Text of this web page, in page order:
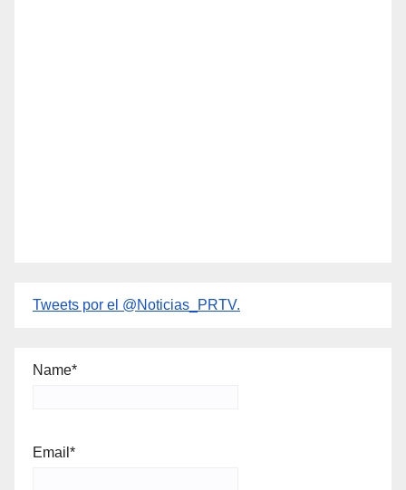
Tweets por el @Noticias_PRTV.
Name*
Email*